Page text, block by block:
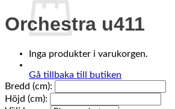
Inga produkter i varukorgen.
Gå tillbaka till butiken
Orchestra u411
Bredd (cm):
Höjd (cm):